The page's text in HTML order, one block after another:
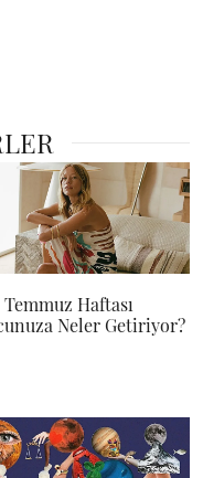
Temmuz Haftası
Neler Getiriyor?